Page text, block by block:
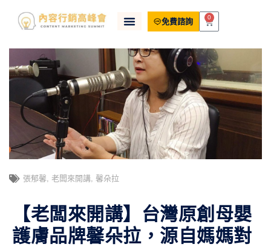
免費諮詢 0
張郁馨, 老闆來開講, 馨朵拉
【老闆來開講】台灣原創母嬰
護膚品牌馨朵拉，源自媽媽對